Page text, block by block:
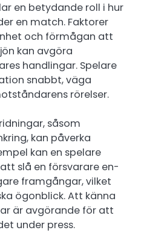
en betydande roll i hur
en match. Faktorer
och förmågan att
kan avgöra
handlingar. Spelare
snabbt, väga
rörelser.
såsom
kan påverka
kan en spelare
slå en försvarare en-
framgångar, vilket
ögonblick. Att känna
är avgörande för att
under press.